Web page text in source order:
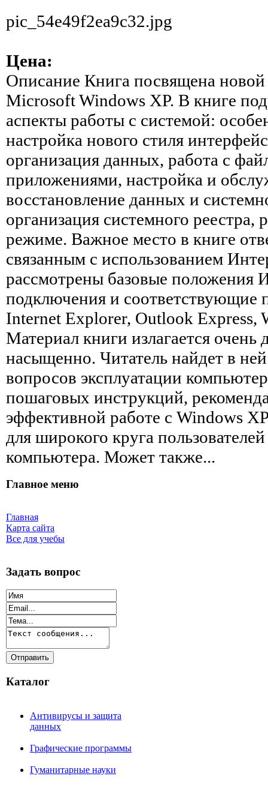
pic_54e49f2ea9c32.jpg
Цена:
Описание Книга посвящена
Microsoft Windows XP. В книге
аспекты работы с системой:
настройка нового стиля
организация данных, работа с
приложениями, настройка и
восстановление данных и
организация системного реестра,
режиме. Важное место в книге
связанным с использованием
рассмотрены базовые положения
подключения и
Internet Explorer, Outlook Express,
Материал книги излагается
насыщенно. Читатель найдет в
вопросов эксплуатации
пошаговых инструкций,
эффективной работе с Windows
для широкого круга
компьютера. Может также...
Главное меню
Главная
Карта сайта
Все для учебы
Задать вопрос
Каталог
Антивирусы и защита
данных
Графические программы
Гуманитарные науки